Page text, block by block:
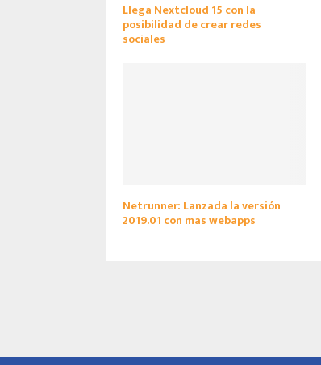
Llega Nextcloud 15 con la
posibilidad de crear redes
sociales
Netrunner: Lanzada la versión
2019.01 con mas webapps